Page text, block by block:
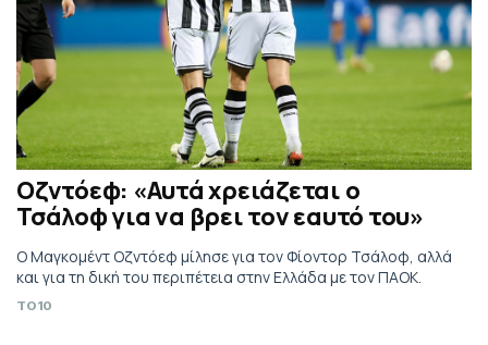
Οζντόεφ: «Αυτά χρειάζεται ο
Τσάλοφ για να βρει τον εαυτό του»
Ο Μαγκομέντ Οζντόεφ μίλησε για τον Φίοντορ Τσάλοφ, αλλά
και για τη δική του περιπέτεια στην Ελλάδα με τον ΠΑΟΚ.
TO10